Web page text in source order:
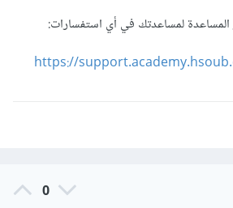
لمساعدتك في أي استفسارات:
https://
0